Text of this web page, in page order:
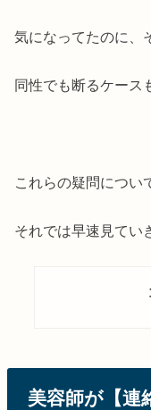
気になってたのに、
同性でも断るケース
これらの疑問につい
それでは早速見てい
美容師が【連